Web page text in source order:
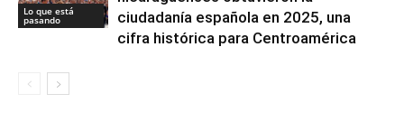
Lo que está
pasando
ciudadanía española en 2025, una
cifra histórica para Centroamérica